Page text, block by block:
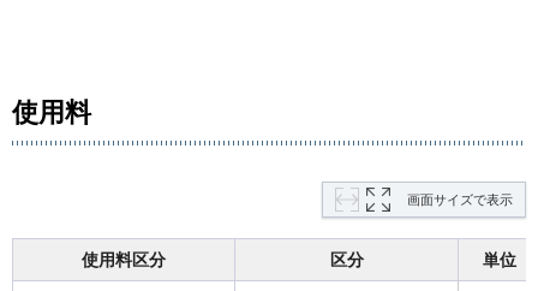
使用料
画面サイズで表示
使用料区分 区分 単位